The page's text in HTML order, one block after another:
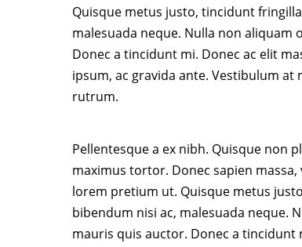
Quisque metus justo, tincidunt
malesuada neque. Nulla non aliquam
Donec a tincidunt mi. Donec ac elit
ipsum, ac gravida ante. Vestibulum
rutrum.
Pellentesque a ex nibh. Quisque non
maximus tortor. Donec sapien
lorem pretium ut. Quisque metus
bibendum nisi ac, malesuada neque.
mauris quis auctor. Donec a tincidunt